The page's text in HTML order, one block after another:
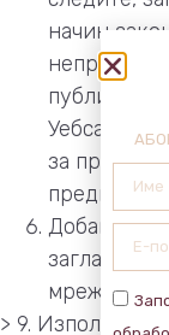
начин
Уебсайта
за
предмети
Добавяте,
мрежата в
> 9. Използвате